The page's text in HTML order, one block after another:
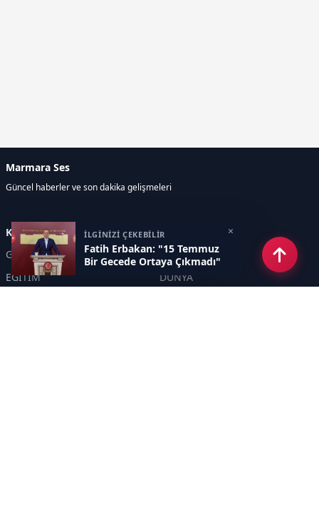
İLGİNİZİ ÇEKEBİLİR
Fatih Erbakan: "15 Temmuz
Bir Gecede Ortaya Çıkmadı"
×
Marmara Ses
Güncel haberler ve son dakika gelişmeleri
Kategoriler
GÜNDEM
EKONOMİ
EĞİTİM
DÜNYA